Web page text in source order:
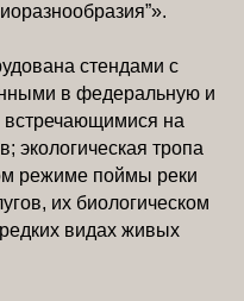
стендами с
в федеральную и
встречающимися на
экологическая тропа
режиме поймы реки
их биологическом
видах живых